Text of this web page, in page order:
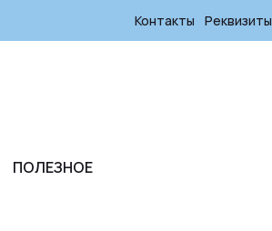
Контакты Реквизиты
ПОЛЕЗНОЕ